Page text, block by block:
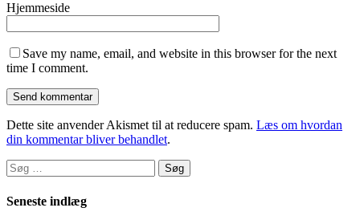
Hjemmeside
Save my name, email, and website in this browser for the next
time I comment.
Dette site anvender Akismet til at reducere spam. Læs om hvordan
din kommentar bliver behandlet.
Søg
efter:
Seneste indlæg